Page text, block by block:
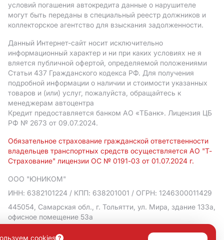
условий погашения автокредита данные о нарушителе
могут быть переданы в специальный реестр должников и
коллекторское агентство для взыскания задолженности.
Данный Интернет-сайт носит исключительно
информационный характер и ни при каких условиях не я
вляется публичной офертой, определяемой положениями
Статьи 437 Гражданского кодекса РФ. Для получения
подробной информации о наличии и стоимости указанных
товаров и (или) услуг, пожалуйста, обращайтесь к
менеджерам автоцентра
Кредит предоставляется банком АO «ТБанк». Лицензия ЦБ
РФ № 2673 от 09.07.2024.
Обязательное страхование гражданской ответственности
владельцев транспортных средств осуществляется АО "Т-
Страхование" лицензии ОС № 0191-03 от 01.07.2024 г.
ООО "ЮНИКОМ"
ИНН: 6382101224 / КПП: 638201001 / ОГРН: 1246300011429
445054, Самарская обл., г. Тольятти, ул. Мира, здание 133а,
офисное помещение 53а
Политика в отношении обработки персональных данных
cookies